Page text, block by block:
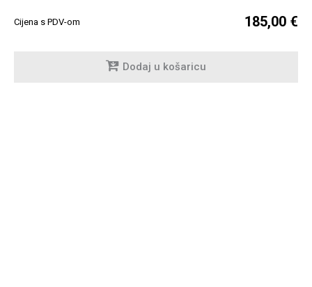
Cijena s PDV-om 185,00 €
Dodaj u košaricu